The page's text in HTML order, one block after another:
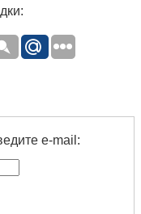
e-mail: